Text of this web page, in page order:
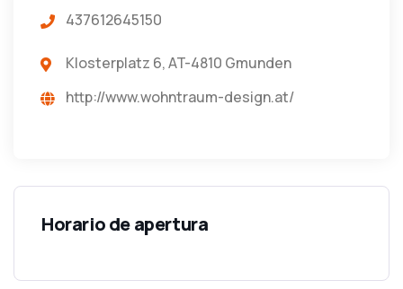
437612645150
Klosterplatz 6, AT-4810 Gmunden
http://www.wohntraum-design.at/
Horario de apertura